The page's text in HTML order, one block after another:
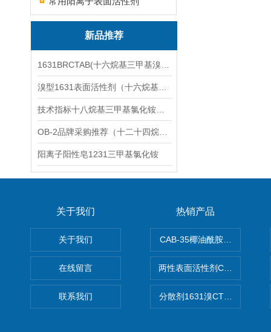
新品推荐
阳离子阳性皂1231三甲基氯化铵
关于我们
关于我们
在线留言
联系我们
热销产品
CAB-35椰油酰胺丙基甜菜碱
两性表面活性剂CAB-30椰油
分散剂1631溴CTAB（十六烷